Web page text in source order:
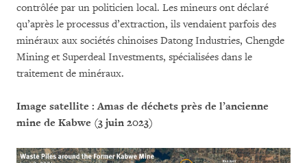
contrôlée par un politicien local. Les mineurs ont déclaré
qu’après le processus d’extraction, ils vendaient parfois des
minéraux aux sociétés chinoises Datong Industries, Chengde
Mining et Superdeal Investments, spécialisées dans le
traitement de minéraux.
Image satellite : Amas de déchets près de l’ancienne
mine de Kabwe (3 juin 2023)